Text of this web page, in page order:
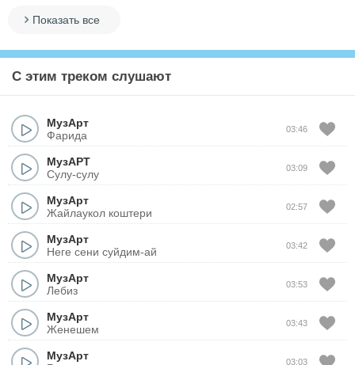
Показать все
С этим треком слушают
МузАрт
Фарида
03:46
МузАРТ
Сулу-сулу
03:09
МузАрт
Жайлаукол коштери
02:57
МузАрт
Неге сени суйдим-ай
03:42
МузАрт
Лебиз
03:53
МузАрт
Женешем
03:43
МузАрт
03:03